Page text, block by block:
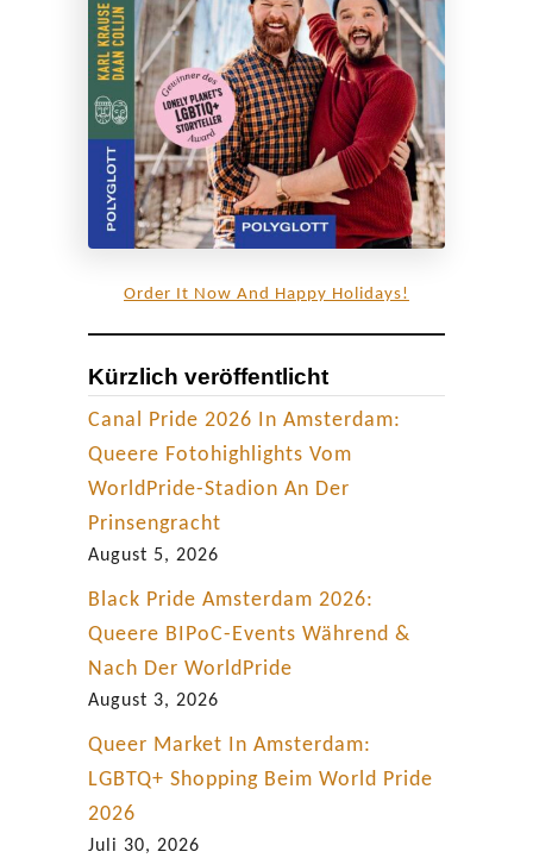
y
v
s
.
B
u
s
s
s
|
T
t
b
Order It Now And Happy Holidays!
Kürzlich veröffentlicht
Canal Pride 2026 In Amsterdam:
Queere Fotohighlights Vom
WorldPride-Stadion An Der
Prinsengracht
August 5, 2026
Black Pride Amsterdam 2026:
Queere BIPoC-Events Während &
Nach Der WorldPride
August 3, 2026
Queer Market In Amsterdam:
LGBTQ+ Shopping Beim World Pride
2026
Juli 30, 2026